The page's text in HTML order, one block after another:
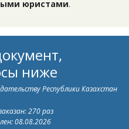
юристами.
ниже
Республики Казахстан
270 раз
08.08.2026